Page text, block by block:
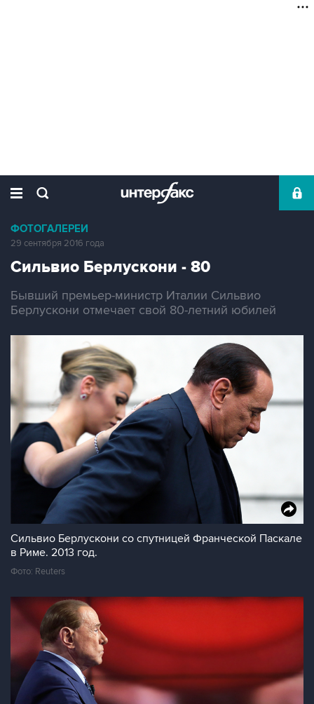
ФОТОГАЛЕРЕИ
29 сентября 2016 года
Сильвио Берлускони - 80
Бывший премьер-министр Италии Сильвио
Берлускони отмечает свой 80-летний юбилей
Сильвио Берлускони со спутницей Франческой Паскале
в Риме. 2013 год.
Фото: Reuters